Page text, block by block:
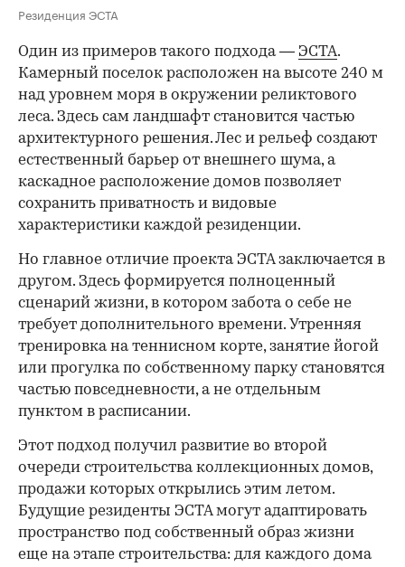
Резиденция ЭСТА
Один из примеров такого подхода — ЭСТА.
Камерный поселок расположен на высоте 240 м
над уровнем моря в окружении реликтового
леса. Здесь сам ландшафт становится частью
архитектурного решения. Лес и рельеф создают
естественный барьер от внешнего шума, а
каскадное расположение домов позволяет
сохранить приватность и видовые
характеристики каждой резиденции.
Но главное отличие проекта ЭСТА заключается в
другом. Здесь формируется полноценный
сценарий жизни, в котором забота о себе не
требует дополнительного времени. Утренняя
тренировка на теннисном корте, занятие йогой
или прогулка по собственному парку становятся
частью повседневности, а не отдельным
пунктом в расписании.
Этот подход получил развитие во второй
очереди строительства коллекционных домов,
продажи которых открылись этим летом.
Будущие резиденты ЭСТА могут адаптировать
пространство под собственный образ жизни
еще на этапе строительства: для каждого дома